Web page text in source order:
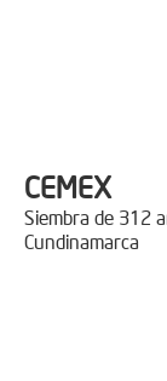
CEMEX
Siembra de 312
Cundinamarca